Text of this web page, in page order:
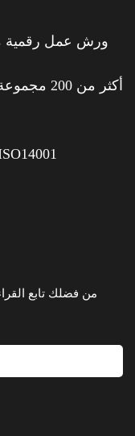
9 ورش عمل رقمية
أكثر من 200 مجموعة من المعدات الهيدروليكية و
من فضلك تابع